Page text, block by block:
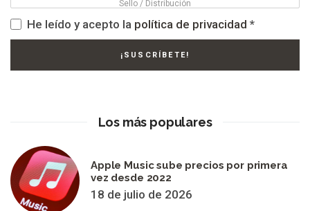
He leído y acepto la política de privacidad *
Los más populares
Apple Music sube precios por primera
vez desde 2022
18 de julio de 2026